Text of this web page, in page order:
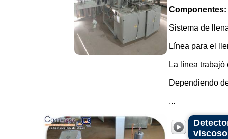
Componentes:
Sistema de
Línea para el
La línea trabajó
Dependiendo
...